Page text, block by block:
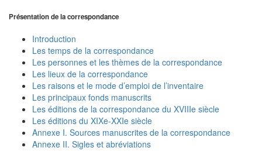
Présentation de la correspondance
Introduction
Les temps de la correspondance
Les personnes et les thèmes de la correspondance
Les lieux de la correspondance
Les raisons et le mode d’emploi de l’inventaire
Les principaux fonds manuscrits
Les éditions de la correspondance du XVIIIe siècle
Les éditions du XIXe-XXIe siècle
Annexe I. Sources manuscrites de la correspondance
Annexe II. Sigles et abréviations